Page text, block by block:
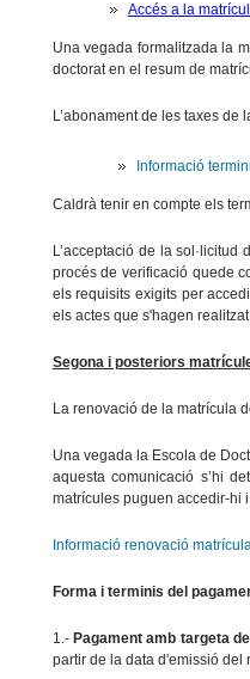
Accés a la
Una vegada formalitzada la
doctorat en el resum de
L’abonament de les taxes
Informació
Caldrà tenir en compte els
L’acceptació de la
procés de verificació quede
els requisits exigits per
els actes que s'hagen
Segona i posteriors
La renovació de la matrícula
Una vegada la Escola de
aquesta comunicació s’hi
matrícules puguen accedir-hi
Informació renovació
Forma i terminis del
1.- Pagament amb targeta
partir de la data d'emissió del